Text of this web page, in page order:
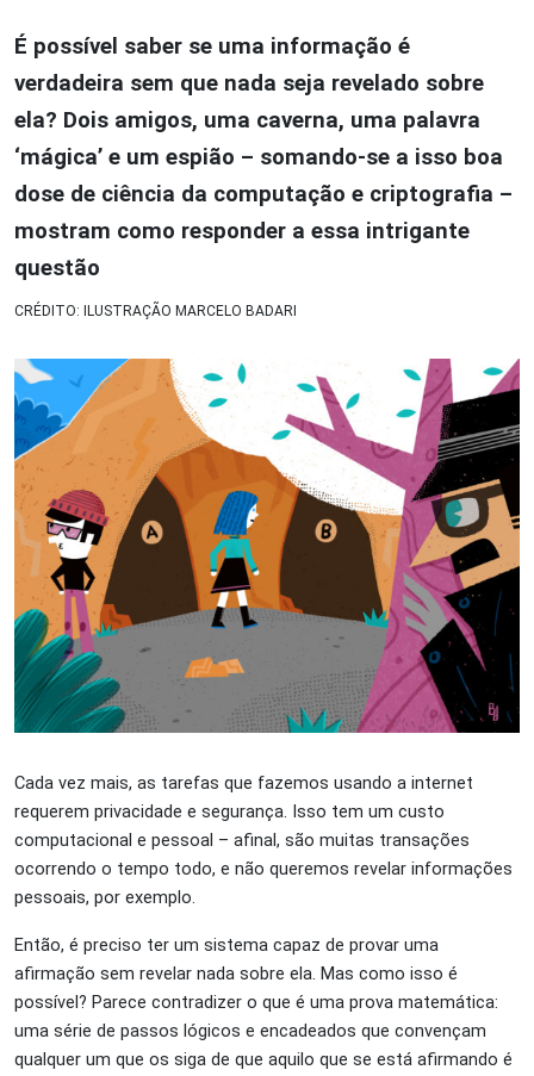
É possível saber se uma informação é
verdadeira sem que nada seja revelado sobre
ela? Dois amigos, uma caverna, uma palavra
‘mágica’ e um espião – somando-se a isso boa
dose de ciência da computação e criptografia –
mostram como responder a essa intrigante
questão
CRÉDITO: ILUSTRAÇÃO MARCELO BADARI
Cada vez mais, as tarefas que fazemos usando a internet
requerem privacidade e segurança. Isso tem um custo
computacional e pessoal – afinal, são muitas transações
ocorrendo o tempo todo, e não queremos revelar informações
pessoais, por exemplo.
Então, é preciso ter um sistema capaz de provar uma
afirmação sem revelar nada sobre ela. Mas como isso é
possível? Parece contradizer o que é uma prova matemática:
uma série de passos lógicos e encadeados que convençam
qualquer um que os siga de que aquilo que se está afirmando é